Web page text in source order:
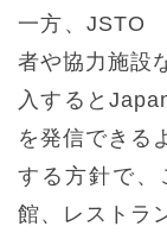
一方、JSTO
者や協力施設
入すると
を発信できる
する方針で、
館、レストラ